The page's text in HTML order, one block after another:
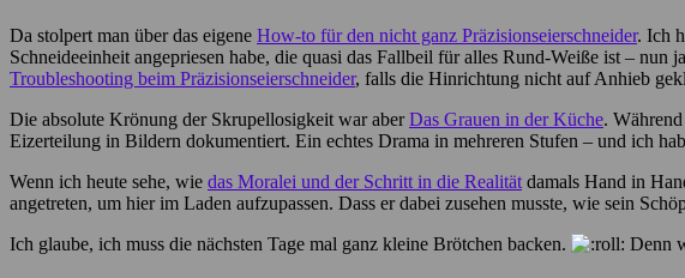
Da stolpert man über das eigene How-to für den nicht ganz Präzisionseierschneider. Ich
Schneideeinheit angepriesen habe, die quasi das Fallbeil für alles Rund-Weiße ist –
Troubleshooting beim Präzisionseierschneider, falls die Hinrichtung nicht auf Anhieb
Die absolute Krönung der Skrupellosigkeit war aberDas Grauen in der Küche.
Eizerteilung in Bildern dokumentiert. Ein echtes Drama in mehreren Stufen – und ich
Wenn ich heute sehe, wie das Moralei und der Schritt in die Realität damals Hand in
angetreten, um hier im Laden aufzupassen. Dass er dabei zusehen musste, wie sein
Ich glaube, ich muss die nächsten Tage mal ganz kleine Brötchen backen.
Denn